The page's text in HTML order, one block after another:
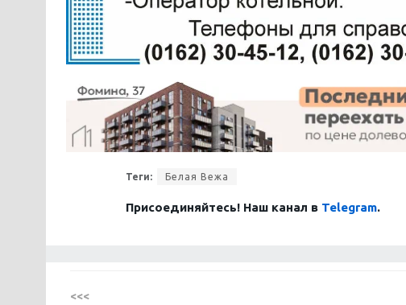
Теги: Белая Вежа
Присоединяйтесь! Наш канал в Telegram.
<<<